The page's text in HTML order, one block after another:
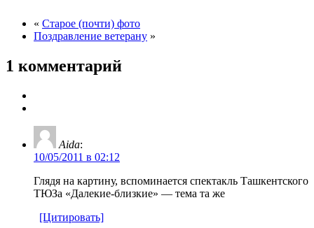
« Старое (почти) фото
Поздравление ветерану »
1 комментарий
Aida:
10/05/2011 в 02:12
Глядя на картину, вспоминается спектакль Ташкентского
ТЮЗа «Далекие-близкие» — тема та же
[Цитировать]